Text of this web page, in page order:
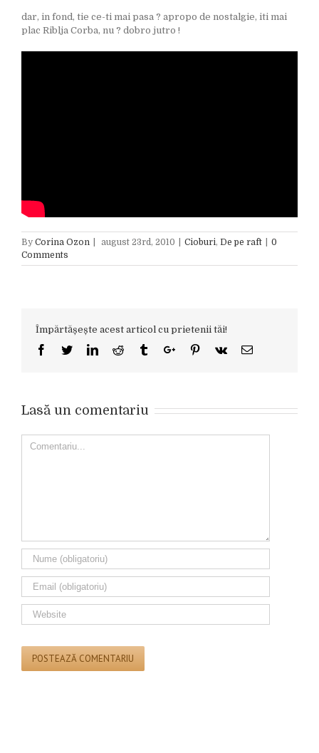
dar, in fond, tie ce-ti mai pasa ? apropo de nostalgie, iti mai
plac Riblja Corba, nu ? dobro jutro !
By Corina Ozon august 23rd, 2010 Cioburi, De pe raft
0
Comments
Împărtășește acest articol cu prietenii tăi!
Facebook
TwitterLinkedinReddit TumblrGoogle+Pinterest
Vk Email
Lasă un comentariu
Comment